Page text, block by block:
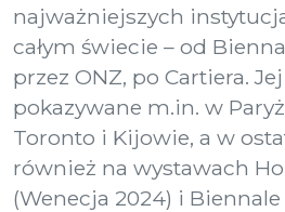
najważniejszych
całym świecie – od
przez ONZ, po Cartiera.
pokazywane m.in. w
Toronto i Kijowie, a w
również na wystawach
(Wenecja 2024) i